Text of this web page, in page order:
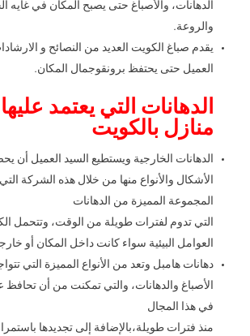
الدهانات، والأصباغ حتى يصبح المكان في غايه
والروعة.
يقدم صباغ الكويت العديد من النصائح و
العميل حتى يحتفظ برونقوجمال المكان.
الدهانات التي يعتمد
منازل بالكويت
الدهانات الخارجية ويستطيع السيد العميل أن
الأشكال والأنواع منها من خلال هذه الشركة
المجموعة المميزة من الدهانات
التي تدوم لفترات طويلة من الوقت، وتتحمل
العوامل البيئية سواء كانت داخل المكان أو
دهانات هامبل وتعد من الأنواع المميزة التي
الأصباغ والدهانات، والتي تمكنت من أن تحافظ
في هذا المجال
منذ فترات طويلة،بالإضافة إلى تجديدها